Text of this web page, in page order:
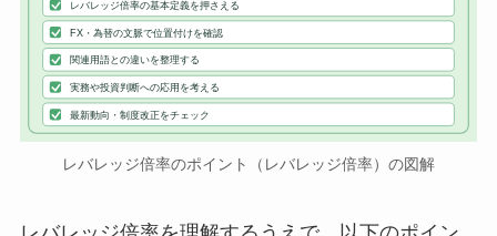
レバレッジ倍率の基本定義を押さえる
FX・為替の文脈で位置付けを確認
関連用語との違いを整理する
実務や投資判断への応用を考える
最新動向・制度改正をチェック
レバレッジ倍率のポイント（レバレッジ倍率）の図解